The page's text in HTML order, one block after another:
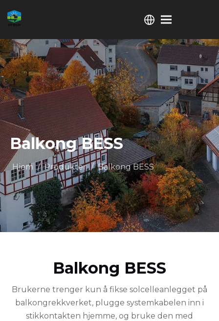
Balkong BESS
Hjem / Produkter / Balkong BESS
Balkong BESS
Brukerne trenger kun å fikse solcelleanlegget på
balkongrekkverket, plugge systemkabelen inn i
stikkontakten hjemme, og bruke den med